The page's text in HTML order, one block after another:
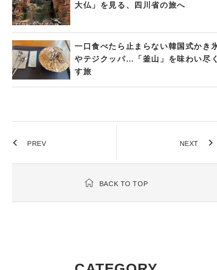
大仏」を見る、四川省の旅へ
一口食べたら止まらない韓国式かき
やテジクッパ…「釜山」を味わい尽
す旅
PREV NEXT
BACK TO TOP